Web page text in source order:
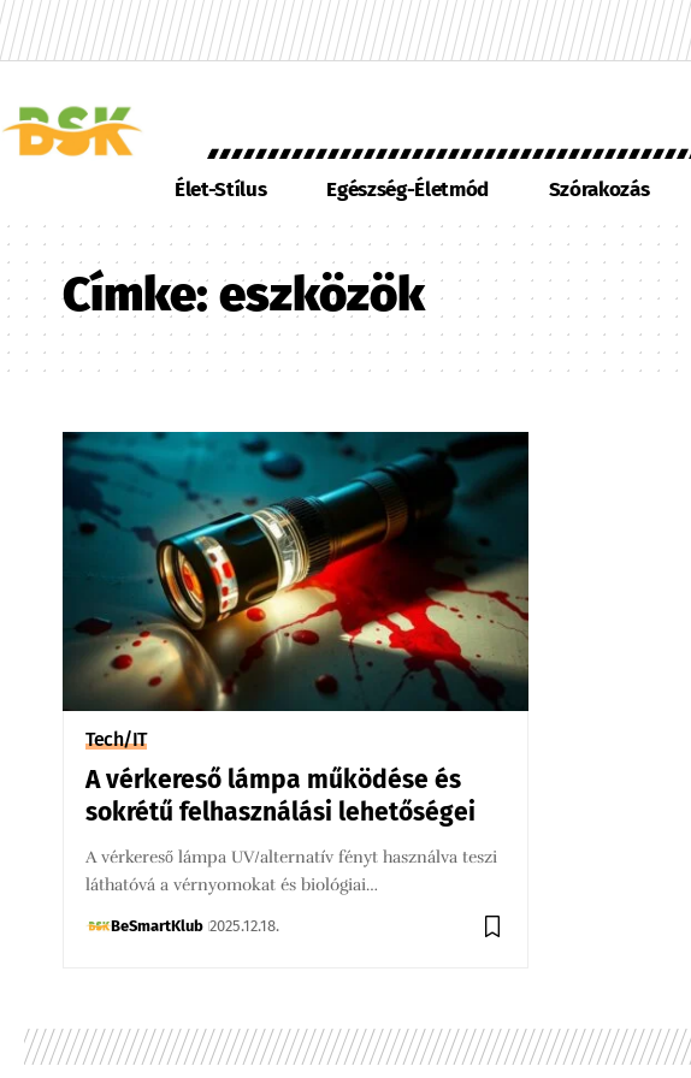
Élet-Stílus Egészség-Életmód Szórakozás
Címke:eszközök
Tech/IT
A vérkereső lámpa működése és
sokrétű felhasználási lehetőségei
A vérkereső lámpa UV/alternatív fényt használva teszi
láthatóvá a vérnyomokat és biológiai…
BeSmartKlub 2025.12.18.